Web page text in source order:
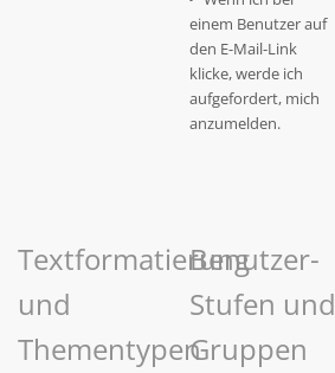
einem Benutzer auf
den E-Mail-Link
klicke, werde ich
aufgefordert, mich
anzumelden.
Textformatierung
und
Thementypen
Benutzer-
Stufen und
Gruppen